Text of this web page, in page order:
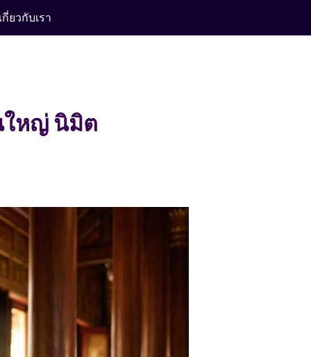
กี่ยวกับเรา
ใหญ่ นิมิต